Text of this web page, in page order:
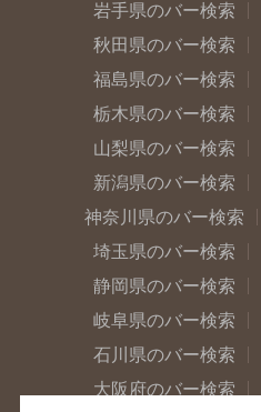
岩手県のバー検索
秋田県のバー検索
福島県のバー検索
栃木県のバー検索
山梨県のバー検索
新潟県のバー検索
神奈川県のバー検索
埼玉県のバー検索
静岡県のバー検索
岐阜県のバー検索
石川県のバー検索
大阪府のバー検索